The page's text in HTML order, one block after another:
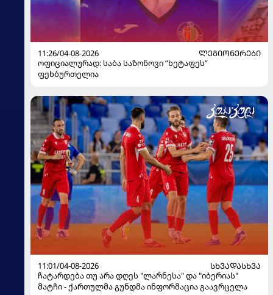
11:26/04-08-2026
ᲚᲔᲒᲘᲝᲜᲔᲠᲔᲑᲘ
ოფიციალურად: საბა საზონოვი “ხეტაფეს”
ფეხბურთელია
11:01/04-08-2026
ᲡᲮᲕᲐᲓᲐᲡᲮᲕᲐ
ჩატარდება თუ არა დღეს "ლარნესა" და "იბერიას"
მატჩი - ქართულმა გუნდმა ინფორმაცია გაავრცელა